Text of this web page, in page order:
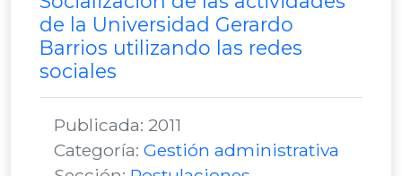
de la Universidad Gerardo
Barrios utilizando las redes
sociales
Publicada: 2011
Categoría: Gestión administrativa